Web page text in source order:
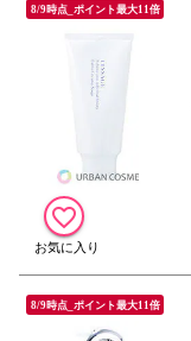
8/9時点_ポイント最大11倍
8/9時点_ポイント最大11倍